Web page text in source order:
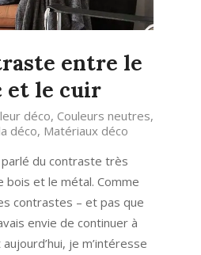
entre le
et le cuir
déco, Couleurs neutres,
déco, Matériaux déco
parlé du contraste très
bois et le métal. Comme
contrastes – et pas que
envie de continuer à
je m’intéresse